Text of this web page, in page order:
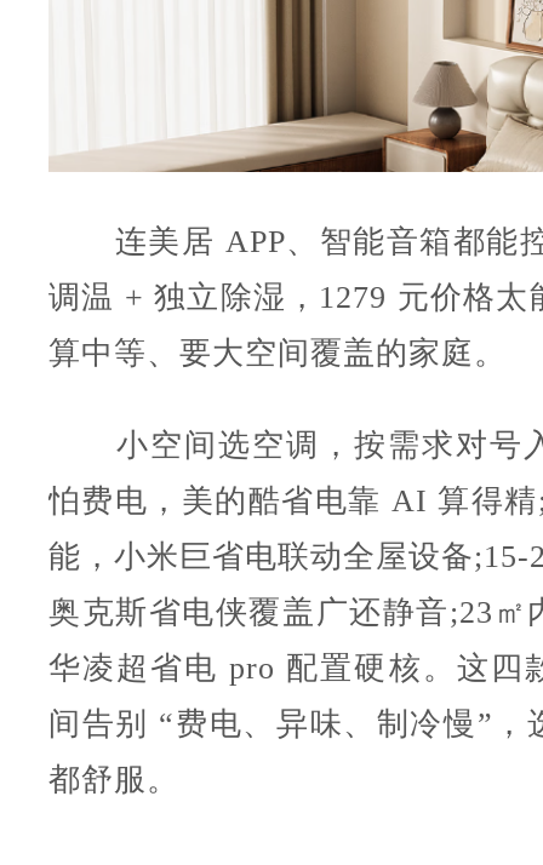
连美居 APP、智能音箱都能
调温 + 独立除湿，1279 元价格太
算中等、要大空间覆盖的家庭。
小空间选空调，按需求对号
怕费电，美的酷省电靠 AI 算得
能，小米巨省电联动全屋设备;15-
奥克斯省电侠覆盖广还静音;23㎡
华凌超省电 pro 配置硬核。这四
间告别 “费电、异味、制冷慢”，
都舒服。